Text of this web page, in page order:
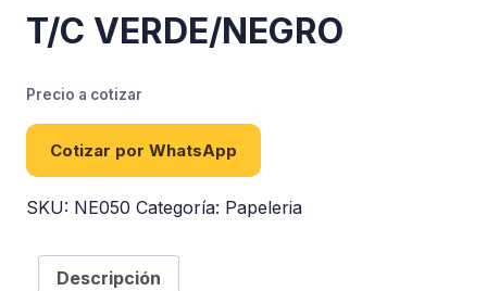
T/C VERDE/NEGRO
Precio a cotizar
Cotizar por WhatsApp
SKU: NE050 Categoría: Papeleria
Descripción